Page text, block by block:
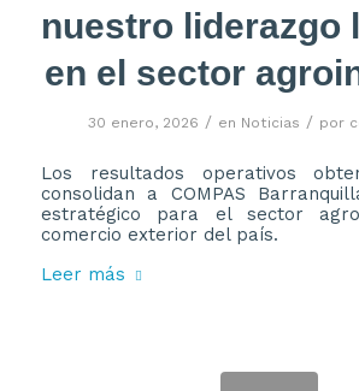
nuestro liderazgo
en el sector
30 enero, 2026 / en Noticias / por
Los resultados operativos
consolidan a COMPAS
estratégico para el sector
comercio exterior del país.
Leer más